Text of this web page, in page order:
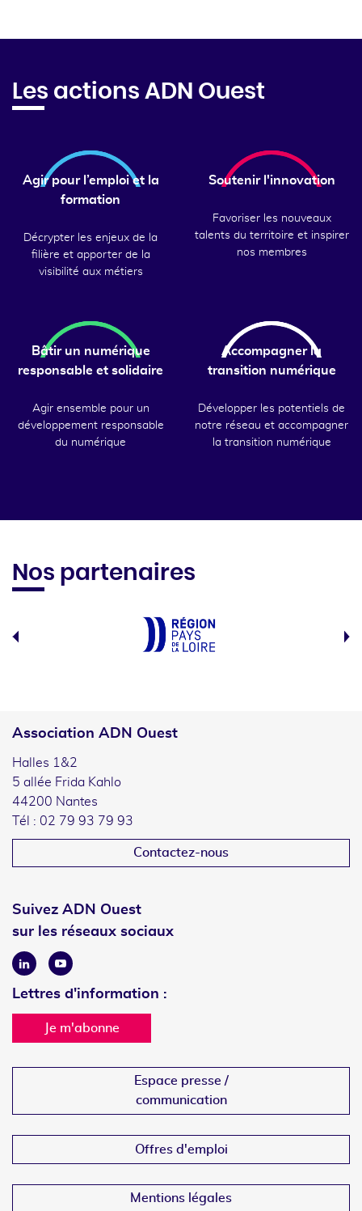
Les actions ADN Ouest
Agir pour l’emploi et la
formation
Décrypter les enjeux de la
filière et apporter de la
visibilité aux métiers
Soutenir l'innovation
Favoriser les nouveaux
talents du territoire et inspirer
nos membres
Bâtir un numérique
responsable et solidaire
Agir ensemble pour un
développement responsable
du numérique
Accompagner la
transition numérique
Développer les potentiels de
notre réseau et accompagner
la transition numérique
Nos partenaires
Association ADN Ouest
Halles 1&2
5 allée Frida Kahlo
44200 Nantes
Tél : 02 79 93 79 93
Contactez-nous
Suivez ADN Ouest
sur les réseaux sociaux
LinkedinYoutube
Lettres d'information :
Je m'abonne
Espace presse /
communication
Offres d'emploi
Mentions légales